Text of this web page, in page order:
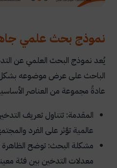
نموذج بحث علمي
يُعد نموذج البحث العلمي عن
الباحث على عرض موضوعه بشكل
عادةً مجموعة من العناصر
المقدمة: تتناول تعريف
عالمية تؤثر على الفرد
مشكلة البحث: توضح الظاهرة
معدلات التدخين بين فئة